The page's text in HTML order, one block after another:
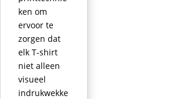
ken om
ervoor te
zorgen dat
elk T-shirt
niet alleen
visueel
indrukwekke